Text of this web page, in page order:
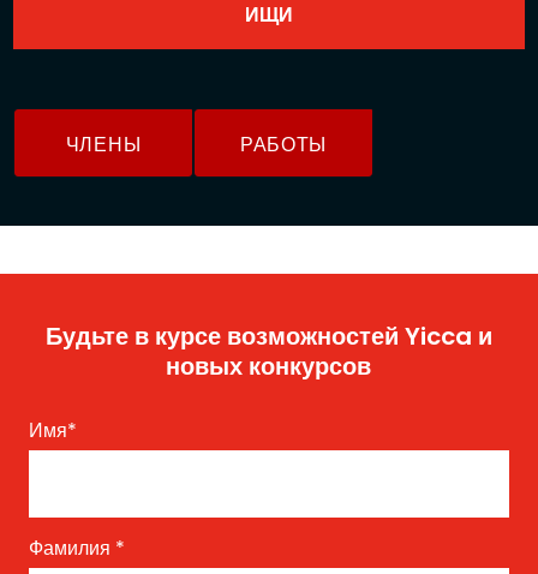
ЧЛЕНЫ РАБОТЫ
Будьте в курсе возможностей Yicca и
новых конкурсов
Имя*
Фамилия *